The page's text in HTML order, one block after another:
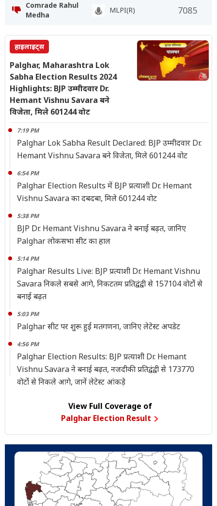
Comrade Rahul
Medha
MLPI(R) 7085
हाइलाइट्स
Palghar, Maharashtra Lok
Sabha Election Results 2024
Highlights: BJP उम्मीदवार Dr.
Hemant Vishnu Savara बने
विजेता, मिले 601244 वोट
7:19 PM
Palghar Lok Sabha Result Declared: BJP उम्मीदवार Dr.
Hemant Vishnu Savara बने विजेता, मिले 601244 वोट
6:54 PM
Palghar Election Results में BJP प्रत्याशी Dr. Hemant
Vishnu Savara का दबदबा, मिले 601244 वोट
5:38 PM
BJP Dr. Hemant Vishnu Savara ने बनाई बढ़त, जानिए
Palghar लोकसभा सीट का हाल
5:14 PM
Palghar Results Live: BJP प्रत्याशी Dr. Hemant Vishnu
Savara निकले सबसे आगे, निकटतम प्रतिद्वंद्वी से 157104 वोटोंं से
बनाई बढ़त
5:03 PM
Palghar सीट पर शुरू हुई मतगणना, जानिए लेटेस्ट अपडेट
4:56 PM
Palghar Election Results: BJP प्रत्याशी Dr. Hemant
Vishnu Savara ने बनाई बढ़त, नजदीकी प्रतिद्वंद्वी से 173770
वोटोंं से निकले आगे, जानें लेटेस्ट आंकड़े
View Full Coverage of
Palghar Election Result